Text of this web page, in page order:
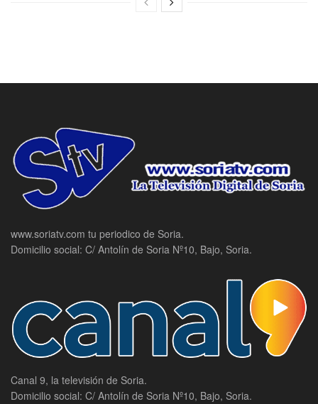
www.soriatv.com tu periodico de Soria.
Domicilio social: C/ Antolín de Soria Nº10, Bajo, Soria.
Canal 9, la televisión de Soria.
Domicilio social: C/ Antolín de Soria Nº10, Bajo, Soria.